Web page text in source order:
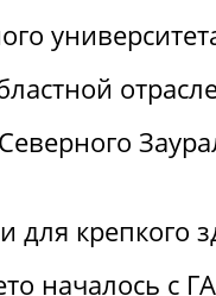
для крепкого
началось с